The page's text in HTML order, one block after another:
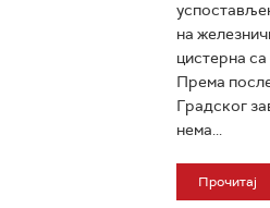
на
цистерна
Према
Градског
нема...
Прочитај